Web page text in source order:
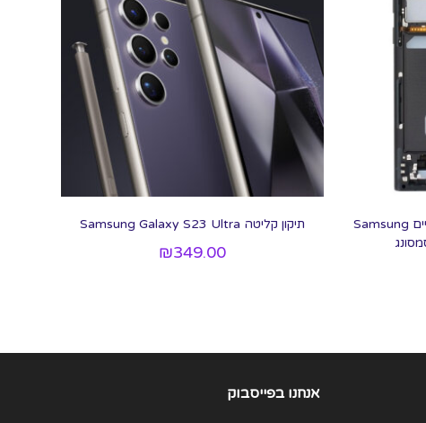
החלפת מסך LCD+מגע מקוריים Samsung
תיקון קליטה Samsung Galaxy S23 Ultra
₪349.00
אנחנו בפייסבוק